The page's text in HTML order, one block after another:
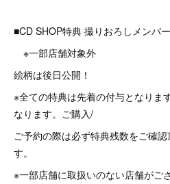
■CD SHOP特典 撮りおろしメンバ
※一部店舗対象外
絵柄は後日公開！
※全ての特典は先着の付与となりま
なります。ご購入/
ご予約の際は必ず特典残数をご確
す。
※一部店舗に取扱いのない店舗がご